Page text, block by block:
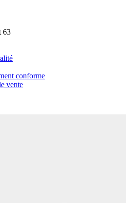
63
conforme
vente